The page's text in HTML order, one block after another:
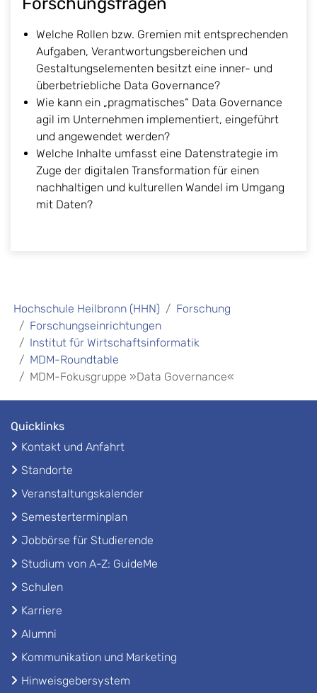
Welche Rollen bzw. Gremien mit entsprechenden
Aufgaben, Verantwortungsbereichen und
Gestaltungselementen besitzt eine inner- und
überbetriebliche Data Governance?
Wie kann ein „pragmatisches“ Data Governance
agil im Unternehmen implementiert, eingeführt
und angewendet werden?
Welche Inhalte umfasst eine Datenstrategie im
Zuge der digitalen Transformation für einen
nachhaltigen und kulturellen Wandel im Umgang
mit Daten?
Hochschule Heilbronn (HHN)
Forschung
Forschungseinrichtungen
Institut für Wirtschaftsinformatik
MDM-Roundtable
MDM-Fokusgruppe »Data Governance«
Quicklinks
Kontakt und Anfahrt
Standorte
Veranstaltungskalender
Semesterterminplan
Jobbörse für Studierende
Studium von A-Z: GuideMe
Schulen
Karriere
Alumni
Kommunikation und Marketing
Hinweisgebersystem